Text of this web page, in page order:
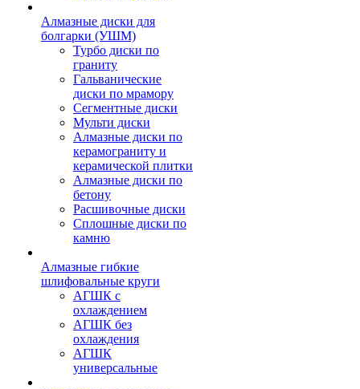
Алмазные диски для
болгарки (УШМ)
Турбо диски по
граниту
Гальванические
диски по мрамору
Сегментные диски
Мульти диски
Алмазные диски по
керамограниту и
керамической плитки
Алмазные диски по
бетону
Расшивочные диски
Сплошные диски по
камню
Алмазные гибкие
шлифовальные круги
АГШК с
охлаждением
АГШК без
охлаждения
АГШК
универсальные